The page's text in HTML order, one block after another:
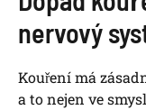
nervový
Kouření má
a to nejen ve